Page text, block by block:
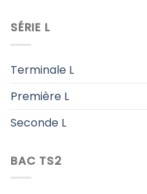
SÉRIE L
Terminale L
Première L
Seconde L
BAC TS2